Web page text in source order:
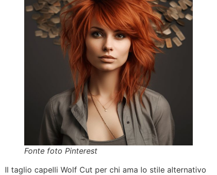
Fonte foto Pinterest
Il taglio capelli Wolf Cut per chi ama lo stile alternativo